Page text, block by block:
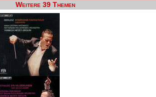
Weitere 39 Themen